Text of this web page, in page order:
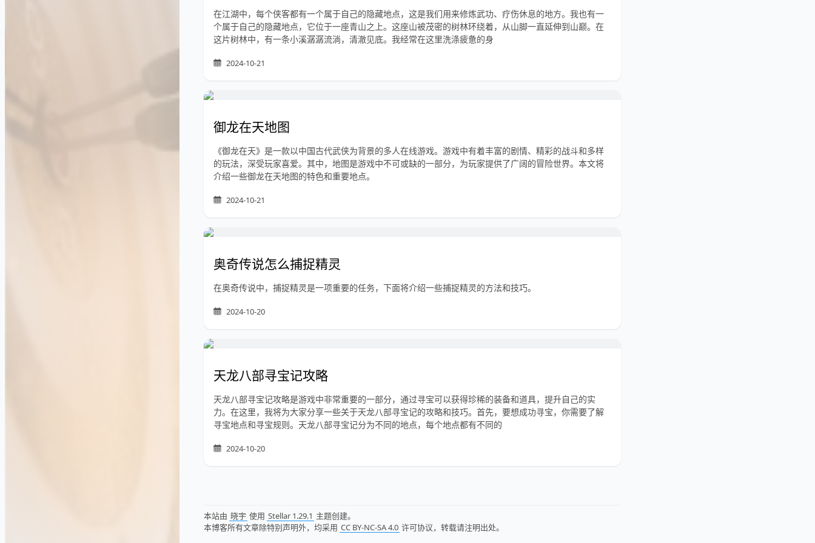
在江湖中，每个侠客都有一个属于自己的隐藏地点，这是我们用来修炼武功、疗伤休息的地方。我也有一
个属于自己的隐藏地点，它位于一座青山之上。这座山被茂密的树林环绕着，从山脚一直延伸到山巅。在
这片树林中，有一条小溪潺潺流淌，清澈见底。我经常在这里洗涤疲惫的身
2024-10-21
御龙在天地图
《御龙在天》是一款以中国古代武侠为背景的多人在线游戏。游戏中有着丰富的剧情、精彩的战斗和多样
的玩法，深受玩家喜爱。其中，地图是游戏中不可或缺的一部分，为玩家提供了广阔的冒险世界。本文将
介绍一些御龙在天地图的特色和重要地点。
2024-10-21
奥奇传说怎么捕捉精灵
在奥奇传说中，捕捉精灵是一项重要的任务，下面将介绍一些捕捉精灵的方法和技巧。
2024-10-20
天龙八部寻宝记攻略
天龙八部寻宝记攻略是游戏中非常重要的一部分，通过寻宝可以获得珍稀的装备和道具，提升自己的实
力。在这里，我将为大家分享一些关于天龙八部寻宝记的攻略和技巧。首先，要想成功寻宝，你需要了解
寻宝地点和寻宝规则。天龙八部寻宝记分为不同的地点，每个地点都有不同的
2024-10-20
本站由 晓宇 使用 Stellar 1.29.1 主题创建。
本博客所有文章除特别声明外，均采用 CC BY-NC-SA 4.0 许可协议，转载请注明出处。